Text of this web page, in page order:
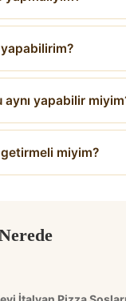
yapabilir
miyim?